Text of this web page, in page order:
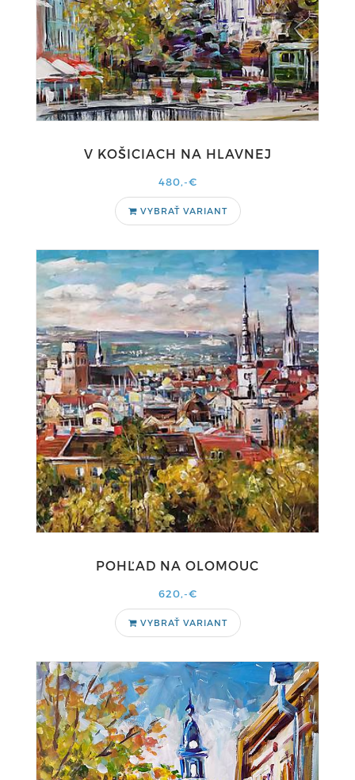
V KOŠICIACH NA HLAVNEJ
480,-€
VYBRAŤ VARIANT
POHĽAD NA OLOMOUC
620,-€
VYBRAŤ VARIANT